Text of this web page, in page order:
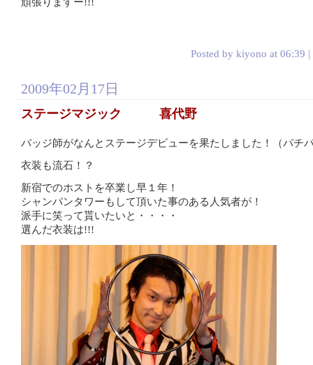
Posted by kiyono at 06:39 |
2009年02月17日
ステージマジック 喜代野
バッジ師がなんとステージデビューを果たしました！（パチ
衣装も流石！？
新宿でのホストを卒業し早１年！
シャンパンタワーもして頂いた事のある人気者が！
派手に笑って貰いたいと・・・・
選んだ衣装は!!!